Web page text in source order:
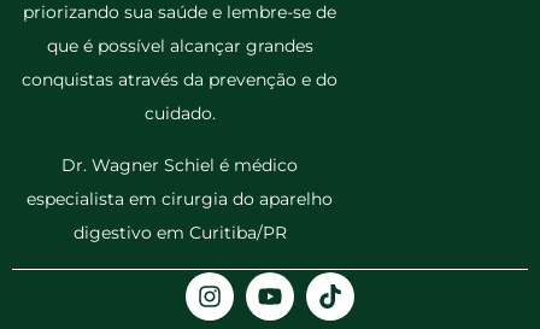
priorizando sua saúde e lembre-se de
que é possível alcançar grandes
conquistas através da prevenção e do
cuidado.
Dr. Wagner Schiel é médico
especialista em cirurgia do aparelho
digestivo em Curitiba/PR